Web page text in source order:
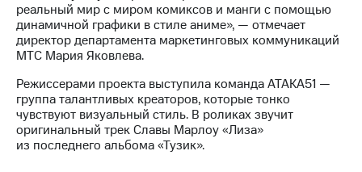
Личный
кабинет
акционера
Акционерный
Контроль
и
аудит
Рынок
акций
реальный мир с миром комиксов и манги с помощью
динамичной графики в стиле аниме», — отмечает
директор департамента маркетинговых коммуникаций
МТС Мария Яковлева.
Режиссерами проекта выступила команда АТАКА51 —
группа талантливых креаторов, которые тонко
чувствуют визуальный стиль. В роликах звучит
оригинальный трек Славы Марлоу «Лиза»
из последнего альбома «Тузик».